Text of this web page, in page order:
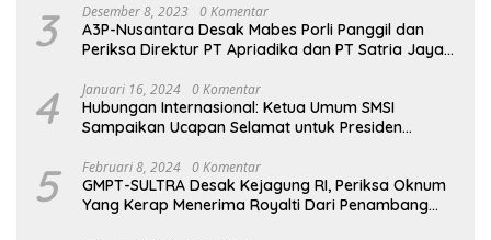
3 Desember 8, 2023 0 Komentar
A3P-Nusantara Desak Mabes Porli Panggil dan
Periksa Direktur PT Apriadika dan PT Satria Jaya
4 Januari 16, 2024 0 Komentar
Hubungan Internasional: Ketua Umum SMSI
Sampaikan Ucapan Selamat untuk Presiden
5 Februari 8, 2024 0 Komentar
GMPT-SULTRA Desak Kejagung RI, Periksa Oknum
Yang Kerap Menerima Royalti Dari Penambang